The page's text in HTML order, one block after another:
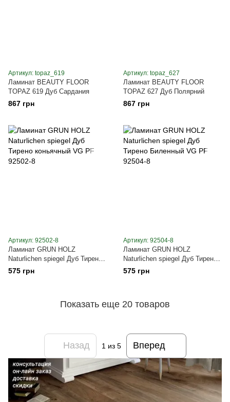
Артикул: topaz_619
Ламинат BEAUTY FLOOR
TOPAZ 619 Дуб Сардания
867 грн
Артикул: topaz_627
Ламинат BEAUTY FLOOR
TOPAZ 627 Дуб Полярний
867 грн
Артикул: 92502-8
Ламинат GRUN HOLZ
Naturlichen spiegel Дуб Тирено
коньячный VG PF 92502-8
575 грн
Артикул: 92504-8
Ламинат GRUN HOLZ
Naturlichen spiegel Дуб Тирено
Биленный VG PF 92504-8
575 грн
Показать еще 20 товаров
Назад 1 из 5 Вперед